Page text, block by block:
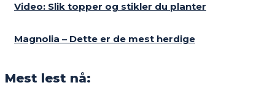
Video: Slik topper og stikler du planter
Magnolia – Dette er de mest herdige
Mest lest nå: